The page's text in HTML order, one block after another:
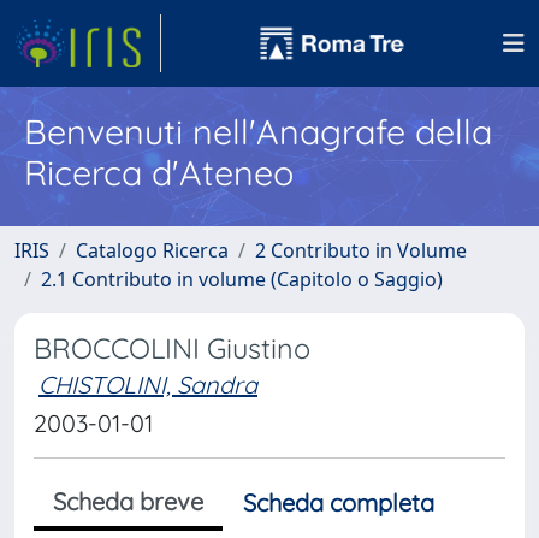
Benvenuti nell'Anagrafe della
Ricerca d'Ateneo
IRIS Catalogo Ricerca
2 Contributo in Volume
2.1 Contributo in volume (Capitolo o Saggio)
BROCCOLINI Giustino
CHISTOLINI, Sandra
2003-01-01
Scheda breve
Scheda completa